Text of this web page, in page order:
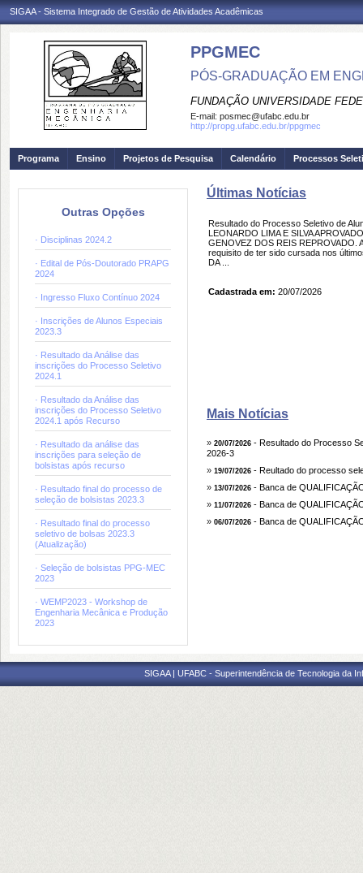
SIGAA - Sistema Integrado de Gestão de Atividades Acadêmicas
PPGMEC
PÓS-GRADUAÇÃO EM
FUNDAÇÃO UNIVERSIDADE
E-mail: posmec@ufabc.edu.br
http://propg.ufabc.edu.br/ppgmec
Programa Ensino Projetos de Pesquisa Calendário Processos
Outras Opções
· Disciplinas 2024.2
· Edital de Pós-Doutorado PRAPG
2024
· Ingresso Fluxo Contínuo 2024
· Inscrições de Alunos Especiais
2023.3
· Resultado da Análise das
inscrições do Processo Seletivo
2024.1
· Resultado da Análise das
inscrições do Processo Seletivo
2024.1 após Recurso
· Resultado da análise das
inscrições para seleção de
bolsistas após recurso
· Resultado final do processo de
seleção de bolsistas 2023.3
· Resultado final do processo
seletivo de bolsas 2023.3
(Atualização)
· Seleção de bolsistas PPG-MEC
2023
· WEMP2023 - Workshop de
Engenharia Mecânica e Produção
2023
Últimas Notícias
Resultado do Processo Seletivo de
LEONARDO LIMA E SILVA
GENOVEZ DOS REIS REPROVADO.
requisito de ter sido cursada nos
DA ...
Cadastrada em: 20/07/2026
Mais Notícias
» 20/07/2026 - Resultado do Processo
2026-3
» 19/07/2026 - Reultado do processo
» 13/07/2026 - Banca de
» 11/07/2026 - Banca de
» 06/07/2026 - Banca de
SIGAA | UFABC - Superintendência de Tecnologia da